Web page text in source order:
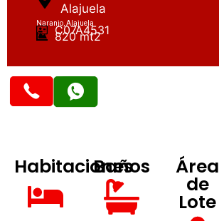
Alajuela
Naranjo, Alajuela
C07A4531
820 mt2
Habitaciones
Baños Área
de
Lote